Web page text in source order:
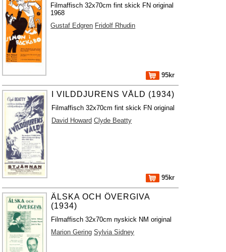
Filmaffisch 32x70cm fint skick FN original
1968
Gustaf Edgren Fridolf Rhudin
95kr
I VILDDJURENS VÅLD (1934)
Filmaffisch 32x70cm fint skick FN original
David Howard Clyde Beatty
95kr
ÄLSKA OCH ÖVERGIVA
(1934)
Filmaffisch 32x70cm nyskick NM original
Marion Gering Sylvia Sidney